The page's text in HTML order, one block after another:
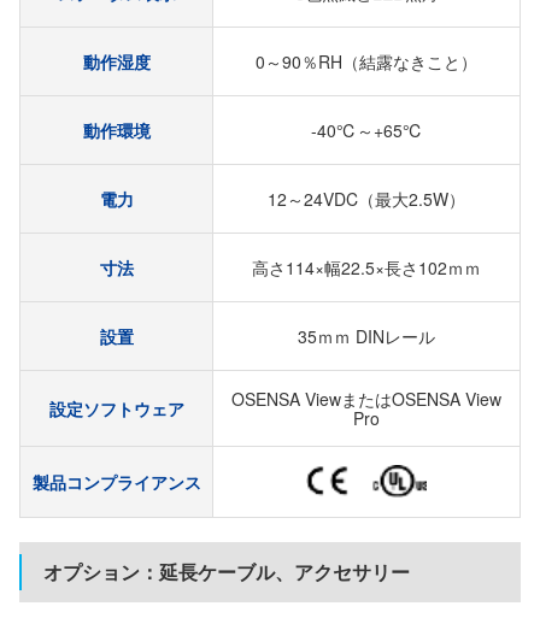
動作湿度 0～90％RH（結露なきこと）
動作環境 -40℃～+65℃
電力 12～24VDC（最大2.5W）
寸法 高さ114×幅22.5×長さ102ｍｍ
設置 35ｍｍ DINレール
設定ソフトウェア
OSENSA ViewまたはOSENSA View
Pro
製品コンプライアンス
オプション：延長ケーブル、アクセサリー